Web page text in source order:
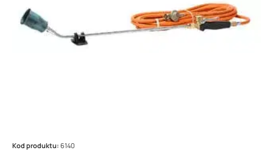
Kod produktu: 6140